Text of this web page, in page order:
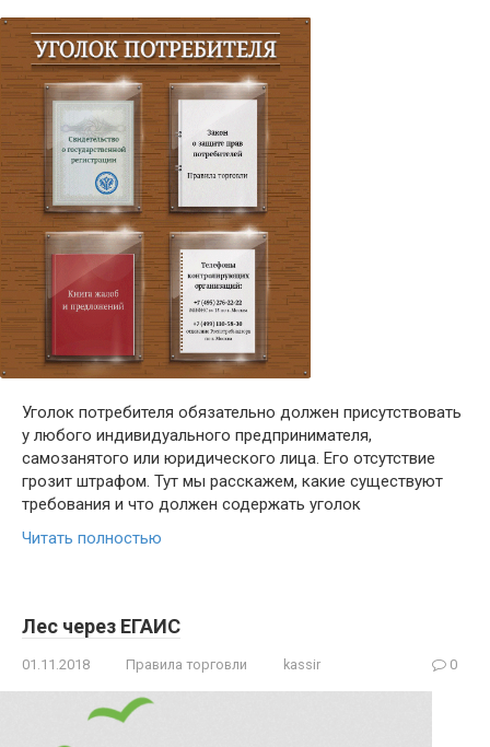
Уголок потребителя обязательно должен присутствовать
у любого индивидуального предпринимателя,
самозанятого или юридического лица. Его отсутствие
грозит штрафом. Тут мы расскажем, какие существуют
требования и что должен содержать уголок
Читать полностью
Лес через ЕГАИС
01.11.2018 Правила торговли kassir 0